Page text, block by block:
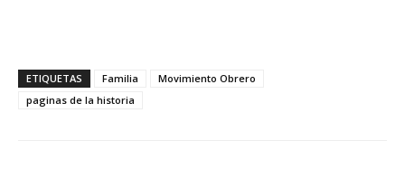
ETIQUETAS Familia
Movimiento Obrero
paginas de la historia